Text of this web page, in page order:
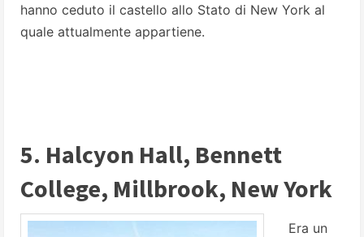
hanno ceduto il castello allo Stato di New York al
quale attualmente appartiene.
5. Halcyon Hall, Bennett
College, Millbrook, New York
Era un